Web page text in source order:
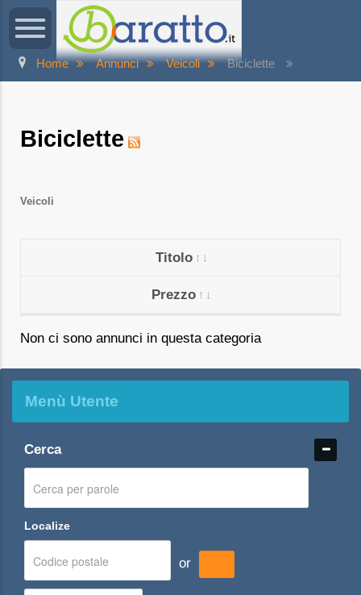
Home Annunci Veicoli Biciclette
Biciclette
Veicoli
Titolo
Prezzo
Non ci sono annunci in questa categoria
Menù Utente
Cerca
Localize
or